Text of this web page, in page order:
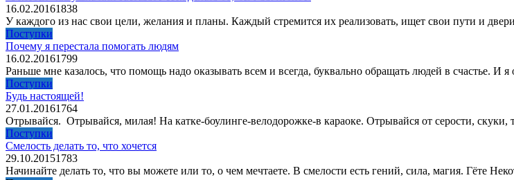
16.02.20161838
У каждого из нас свои цели, желания и планы. Каждый стремится их реализовать, ищет свои пути и
Поступки
Почему я перестала помогать людям
16.02.20161 799
Раньше мне казалось, что помощь надо оказывать всем и всегда, буквально обращать людей в счастье. И
Поступки
Будь настоящей!
27.01.20161 764
Отрывайся. Отрывайся, милая! На катке-боулинге-велодорожке-в караоке. Отрывайся от серости, скуки,
Поступки
Смелость делать то, что хочется
29.10.20151 783
Начинайте делать то, что вы можете или то, о чем мечтаете. В смелости есть гений, сила, магия. Гёте